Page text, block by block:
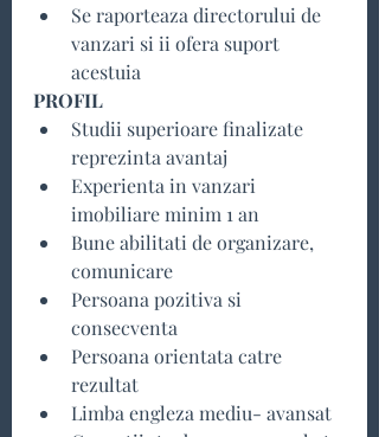
Se raporteaza directorului de
vanzari si ii ofera suport
acestuia
PROFIL
Studii superioare finalizate
reprezinta avantaj
Experienta in vanzari
imobiliare minim 1 an
Bune abilitati de organizare,
comunicare
Persoana pozitiva si
consecventa
Persoana orientata catre
rezultat
Limba engleza mediu- avansat